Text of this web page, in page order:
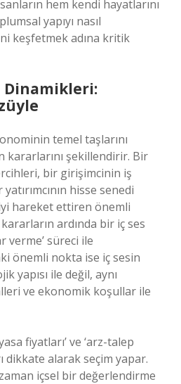
hem kendi hayatlarını
yapıyı nasıl
keşfetmek adına kritik
Dinamikleri:
temel taşlarını
şekillendirir. Bir
bir girişimcinin iş
hisse senedi
hareket ettiren önemli
ardında bir iç ses
verme’ süreci ile
önemli nokta ise iç sesin
yapısı ile değil, aynı
ve ekonomik koşullar ile
fiyatları’ ve ‘arz-talep
dikkate alarak seçim yapar.
içsel bir değerlendirme